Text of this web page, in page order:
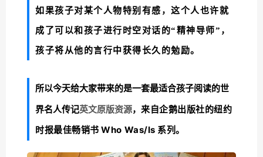
如果孩子对某个人物特别有感，这个人也许就
成了可以和孩子进行时空对话的“精神导师”，
孩子将从他的言行中获得长久的勉励。
所以今天给大家带来的是一套最适合孩子阅读的世
界名人传记英文原版资源， 来自企鹅出版社的纽约
时报最佳畅销书 Who Was/Is 系列。